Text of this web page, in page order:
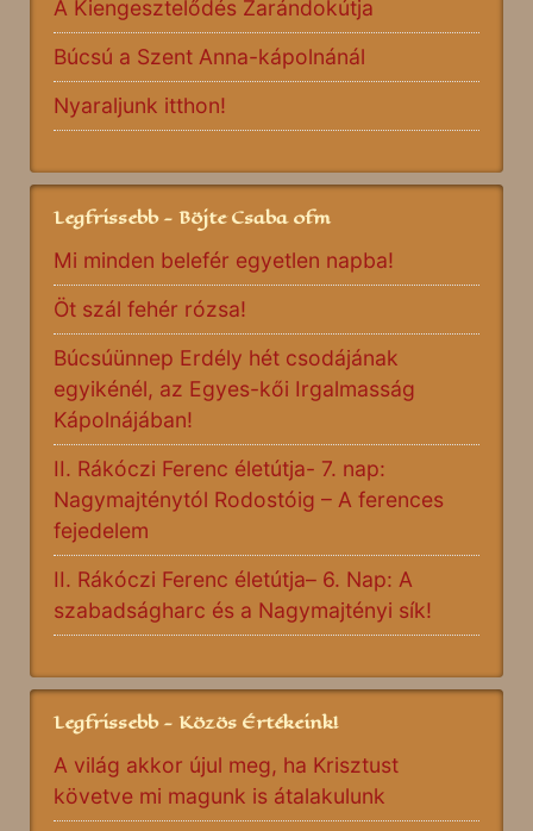
A Kiengesztelődés Zarándokútja
Búcsú a Szent Anna-kápolnánál
Nyaraljunk itthon!
Legfrissebb - Böjte Csaba ofm
Mi minden belefér egyetlen napba!
Öt szál fehér rózsa!
Búcsúünnep Erdély hét csodájának
egyikénél, az Egyes-kői Irgalmasság
Kápolnájában!
II. Rákóczi Ferenc életútja- 7. nap:
Nagymajténytól Rodostóig – A ferences
fejedelem
II. Rákóczi Ferenc életútja– 6. Nap: A
szabadságharc és a Nagymajtényi sík!
Legfrissebb - Közös Értékeink!
A világ akkor újul meg, ha Krisztust
követve mi magunk is átalakulunk